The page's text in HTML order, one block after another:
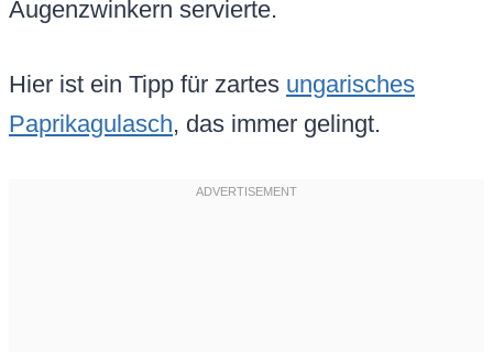
Augenzwinkern servierte.
Hier ist ein Tipp für zartes ungarisches
Paprikagulasch, das immer gelingt.